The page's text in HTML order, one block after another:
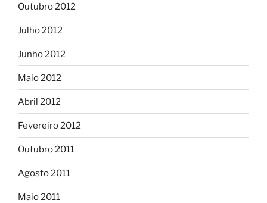
Outubro 2012
Julho 2012
Junho 2012
Maio 2012
Abril 2012
Fevereiro 2012
Outubro 2011
Agosto 2011
Maio 2011